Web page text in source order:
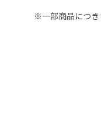
※一部商品につき